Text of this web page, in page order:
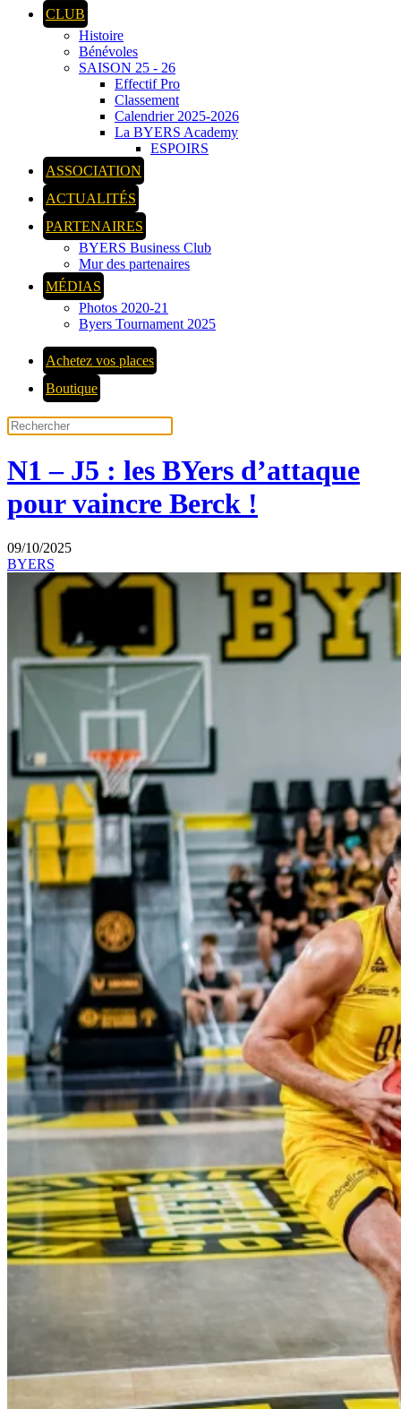
CLUB
Histoire
Bénévoles
SAISON 25 - 26
Effectif Pro
Classement
Calendrier 2025-2026
La BYERS Academy
ESPOIRS
ASSOCIATION
ACTUALITÉS
PARTENAIRES
BYERS Business Club
Mur des partenaires
MÉDIAS
Photos 2020-21
Byers Tournament 2025
Achetez vos places
Boutique
N1 – J5 : les BYers d’attaque
pour vaincre Berck !
09/10/2025
BYERS